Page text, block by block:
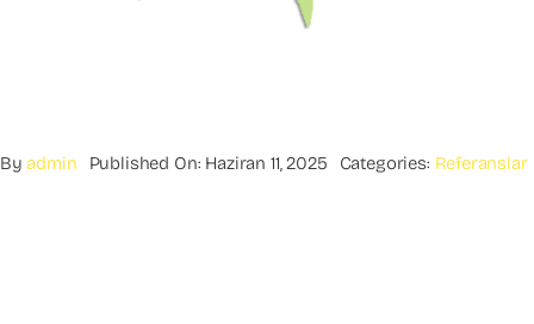
Byadmin Published On: Haziran 11, 2025 Categories: Referanslar